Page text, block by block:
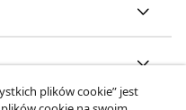
plików cookie” jest